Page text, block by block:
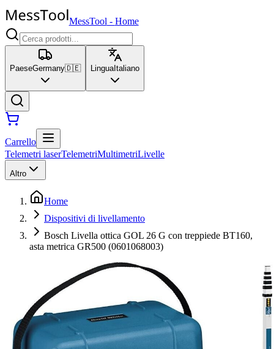
MessTool - Home
PaeseGermany🇩🇪 LinguaItaliano
Carrello
Telemetri laserTelemetriMultimetriLivelle
Altro
Home
Dispositivi di livellamento
Bosch Livella ottica GOL 26 G con treppiede BT160,
asta metrica GR500 (0601068003)